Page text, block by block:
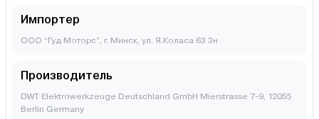
Импортер
ООО “Гуд Моторс”, г. Минск, ул. Я.Коласа 63 3н
Производитель
DWT Elektrowerkzeuge Deutschland GmbH Mierstrasse 7-9, 12055
Berlin Germany